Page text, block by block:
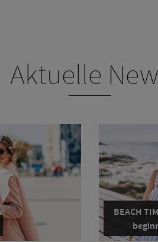
Aktuelle
BEACH